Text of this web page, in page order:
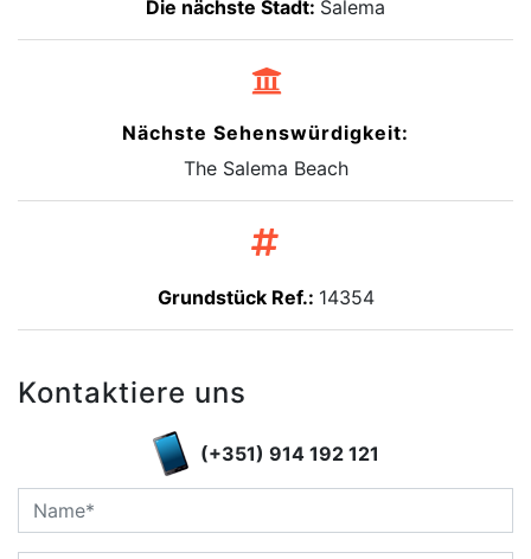
Die nächste Stadt: Salema
Nächste Sehenswürdigkeit:
The Salema Beach
Grundstück Ref.: 14354
Kontaktiere uns
(+351) 914 192 121